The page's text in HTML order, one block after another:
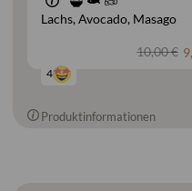
Lachs Avocado Masago
10,00 €
4
Produktinformationen